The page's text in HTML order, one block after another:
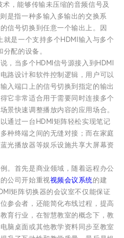
，能够传输未压缩的音频信号及
是指一种多输入多输出的交换系
信号切换到任意一个输出上。因
就是一个支持多个HDMI输入与多个
配的设备。
，当多个HDMI信号源接入到HDMI
路设计和软件控制逻辑，用户可以
入端口上的信号切换到指定的输出
它非常适合用于需要同时连接多个
景快速调整播放内容的应用场合。
通过一台HDMI矩阵轻松实现笔记
种终端之间的无缝对接；而在家庭
光播放器等娱乐设施共享大屏幕资
。首先是商业领域，随着远程办公
公司开始重视视频会议系统的建
矩阵切换器的会议室不仅能保证
参会者，还能简化布线过程，提高
育行业，在智慧教室的概念下，教
脑桌面或其他教学资料同步至教室